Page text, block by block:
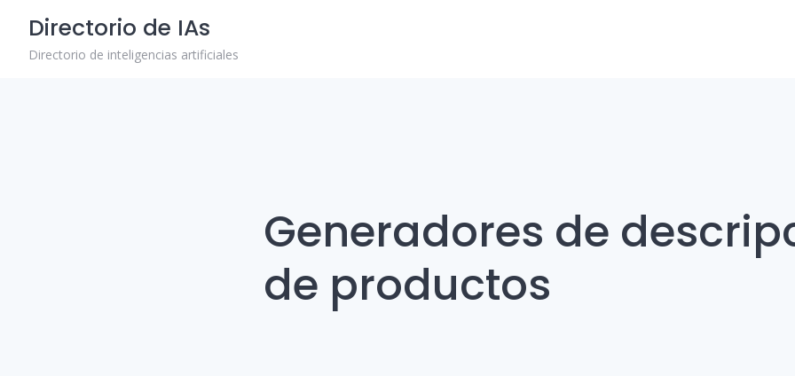
content
Directorio de IAs
Directorio de inteligencias artificiales
Generadores de
de productos